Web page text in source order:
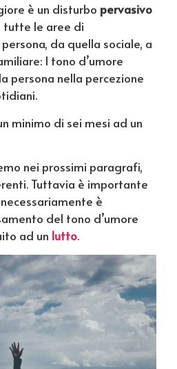
è un disturbo pervasivo
tutte le aree di
da quella sociale, a
l tono d’umore
persona nella percezione
minimo di sei mesi ad un
nei prossimi paragrafi,
Tuttavia è importante
è
del tono d’umore
ad un lutto.